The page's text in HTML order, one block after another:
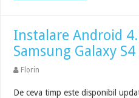
Instalare Android
Samsung Galaxy
Florin
De ceva timp este disponibil